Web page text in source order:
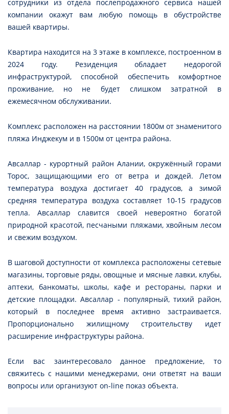
сотрудники из отдела послепродажного сервиса нашей
компании окажут вам любую помощь в обустройстве
вашей квартиры.
Квартира находится на 3 этаже в комплексе, построенном в
2024 году. Резиденция обладает недорогой
инфраструктурой, способной обеспечить комфортное
проживание, но не будет слишком затратной в
ежемесячном обслуживании.
Комплекс расположен на расстоянии 1800м от знаменитого
пляжа Инджекум и в 1500м от центра района.
Авсаллар - курортный район Алании, окружённый горами
Торос, защищающими его от ветра и дождей. Летом
температура воздуха достигает 40 градусов, а зимой
средняя температура воздуха составляет 10-15 градусов
тепла. Авсаллар славится своей невероятно богатой
природной красотой, песчаными пляжами, хвойным лесом
и свежим воздухом.
В шаговой доступности от комплекса расположены сетевые
магазины, торговые ряды, овощные и мясные лавки, клубы,
аптеки, банкоматы, школы, кафе и рестораны, парки и
детские площадки. Авсаллар - популярный, тихий район,
который в последнее время активно застраивается.
Пропорционально жилищному строительству идет
расширение инфраструктуры района.
Если вас заинтересовало данное предложение, то
свяжитесь с нашими менеджерами, они ответят на ваши
вопросы или организуют on-line показ объекта.